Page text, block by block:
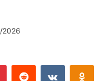
2026
PinterestReddit